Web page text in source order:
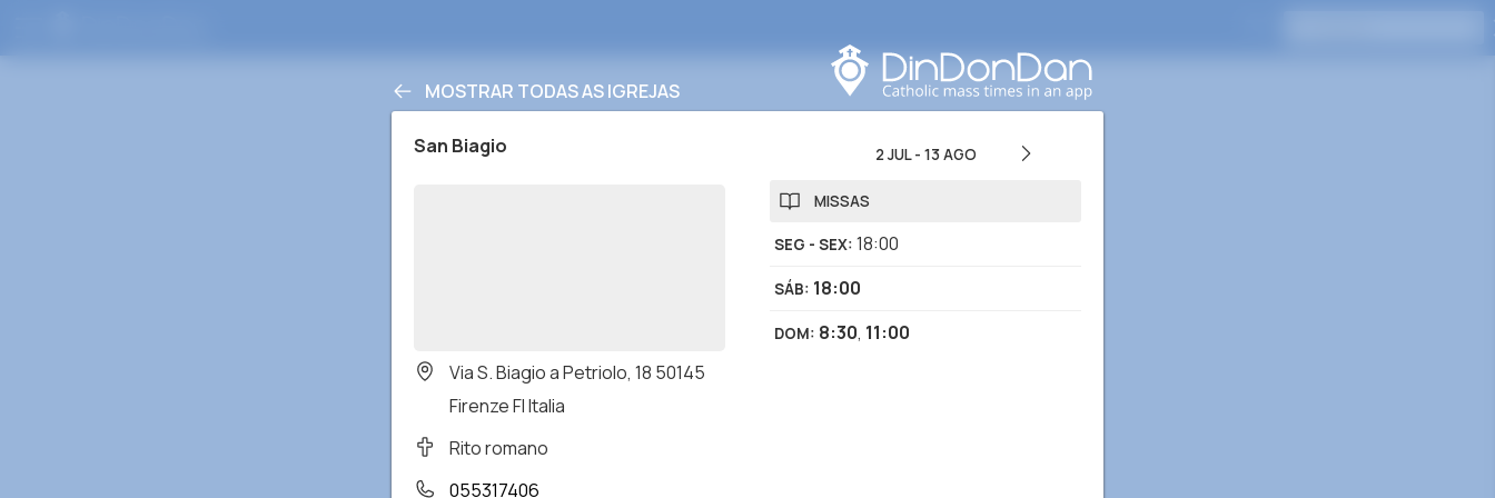
MOSTRAR TODAS AS IGREJAS
San Biagio
Via S. Biagio a Petriolo, 18 50145
Firenze FI Italia
Rito romano
055317406
2 JUL- 13 AGO
MISSAS
SEG - SEX: 18:00
SÁB: 18:00
DOM: 8:30, 11:00